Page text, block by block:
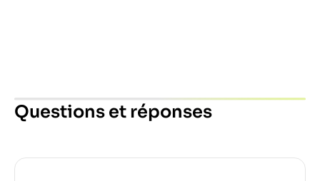
Questions et réponses